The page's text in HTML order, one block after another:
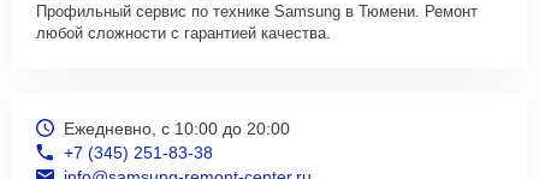
Профильный сервис по технике Samsung в Тюмени. Ремонт
любой сложности с гарантией качества.
Ежедневно, с 10:00 до 20:00
+7 (345) 251-83-38